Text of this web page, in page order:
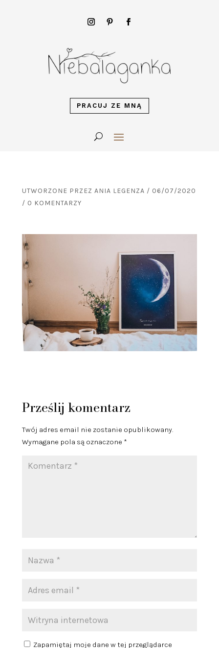
PRACUJ ZE MNĄ
UTWORZONE PRZEZ ANIA LEGENZA / 06/07/2020
/ 0 KOMENTARZY
Prześlij komentarz
Twój adres email nie zostanie opublikowany.
Wymagane pola są oznaczone *
Zapamiętaj moje dane w tej przeglądarce